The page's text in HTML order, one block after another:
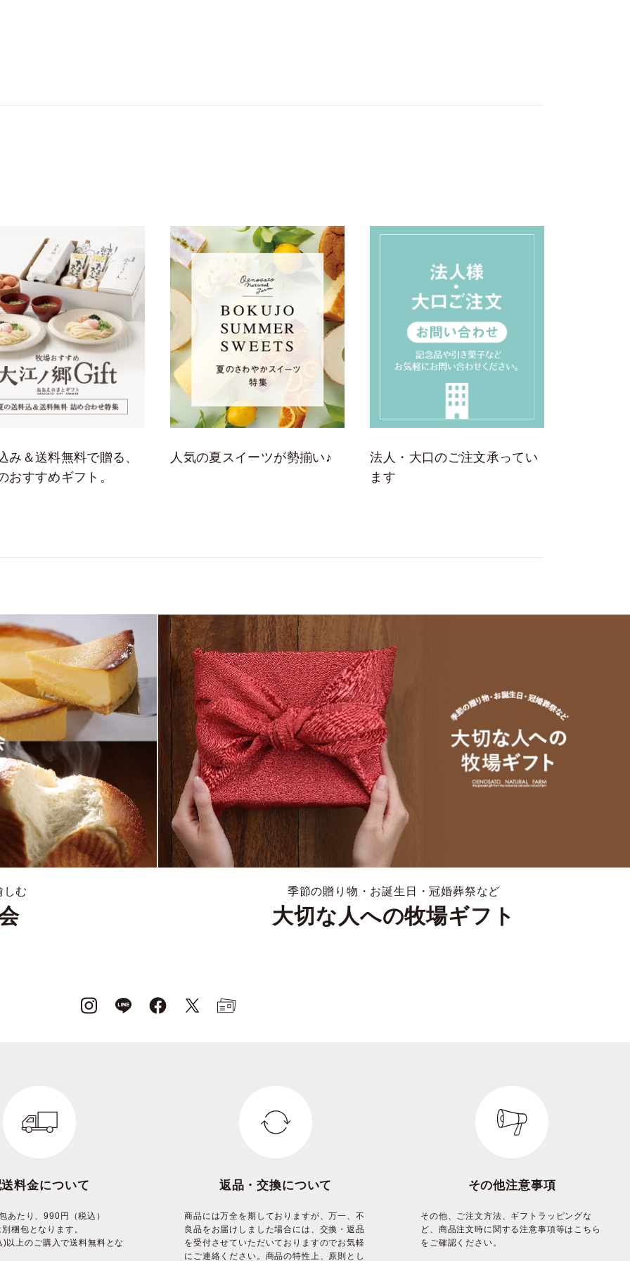
み＆送料無料で贈る、
おすすめギフト。
人気の夏スイーツが勢揃い♪
法人・大口のご注文承ってい
ます
しむ 季節の贈り物・お誕生日・冠婚葬祭など
大切な人への牧場ギフト
料金について
あたり、990円（税込）
梱包となります。
以上のご購入で送料無料とな
返品・交換について
商品には万全を期しておりますが、万一、不
良品をお届けしました場合には、交換・返品
を受付させていただいておりますのでお気軽
にご連絡ください。商品の特性上、原則とし
その他注意事項
その他、ご注文方法、ギフトラッピングな
ど、商品注文時に関する注意事項等はこちら
をご確認ください。